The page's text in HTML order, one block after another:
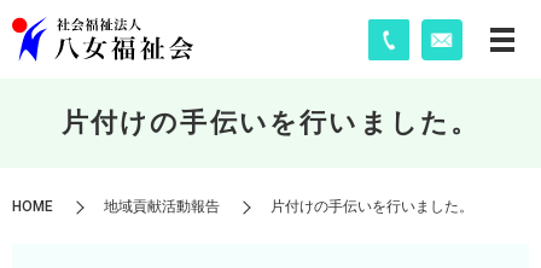
片付けの手伝いを行いました。
HOME 地域貢献活動報告 片付けの手伝いを行いました。